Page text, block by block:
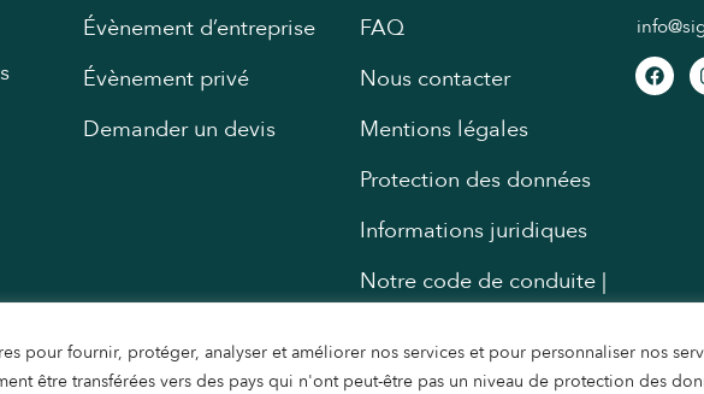
pour fournir, protéger, analyser et améliorer nos services et pour personnaliser nos
être transférées vers des pays qui n'ont peut-être pas un niveau de protection des
Évènement d’entreprise
Évènement privé
Demander un devis
FAQ
Nous contacter
Mentions légales
Protection des données
Informations juridiques
Notre code de conduite |